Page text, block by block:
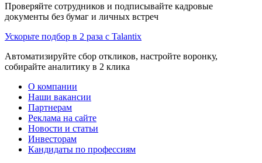
Проверяйте сотрудников и подписывайте кадровые
документы без бумаг и личных встреч
Ускорьте подбор в 2 раза с Talantix
Автоматизируйте сбор откликов, настройте воронку,
собирайте аналитику в 2 клика
О компании
Наши вакансии
Партнерам
Реклама на сайте
Новости и статьи
Инвесторам
Кандидаты по профессиям